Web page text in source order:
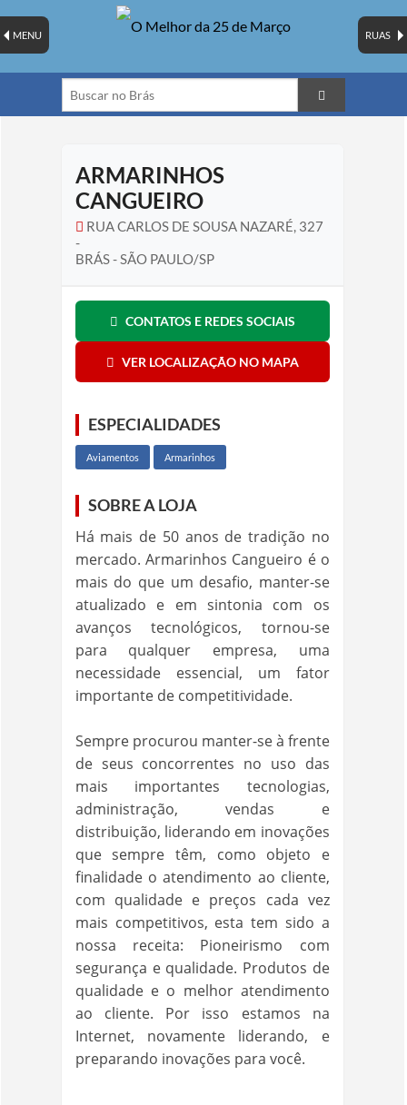
RUAS
MENU
ARMARINHOS
CANGUEIRO
RUA CARLOS DE SOUSA NAZARÉ, 327
-
BRÁS - SÃO PAULO/SP
CONTATOS E REDES SOCIAIS
VER LOCALIZAÇÃO NO MAPA
ESPECIALIDADES
Aviamentos Armarinhos
SOBRE A LOJA
Há mais de 50 anos de tradição no
mercado. Armarinhos Cangueiro é o
mais do que um desafio, manter-se
atualizado e em sintonia com os
avanços tecnológicos, tornou-se
para qualquer empresa, uma
necessidade essencial, um fator
importante de competitividade.
Sempre procurou manter-se à frente
de seus concorrentes no uso das
mais importantes tecnologias,
administração, vendas e
distribuição, liderando em inovações
que sempre têm, como objeto e
finalidade o atendimento ao cliente,
com qualidade e preços cada vez
mais competitivos, esta tem sido a
nossa receita: Pioneirismo com
segurança e qualidade. Produtos de
qualidade e o melhor atendimento
ao cliente. Por isso estamos na
Internet, novamente liderando, e
preparando inovações para você.